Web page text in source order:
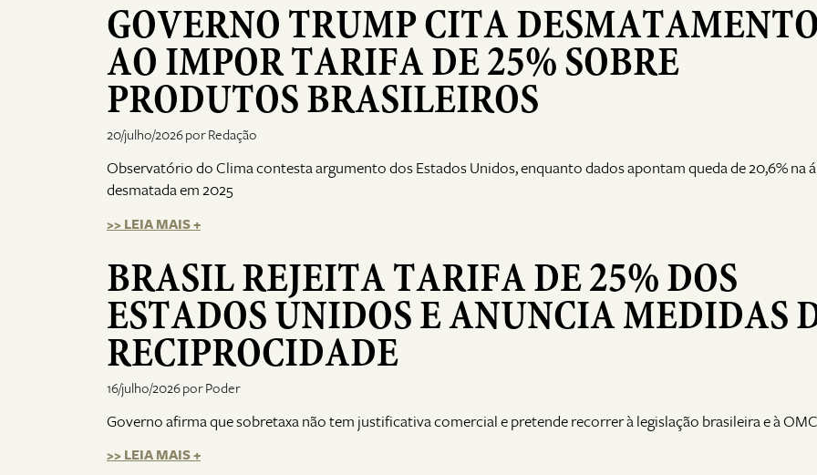
GOVERNO TRUMP CITA
AO IMPOR TARIFA DE 25% SOBRE
PRODUTOS BRASILEIROS
20/julho/2026 por Redação
Observatório do Clima contesta argumento dos Estados Unidos, enquanto dados apontam queda de 20,6% na
desmatada em 2025
>> LEIA MAIS +
BRASIL REJEITA TARIFA DE 25% DOS
ESTADOS UNIDOS E ANUNCIA MEDIDAS
RECIPROCIDADE
16/julho/2026 por Poder
Governo afirma que sobretaxa não tem justificativa comercial e pretende recorrer à legislação brasileira e à OMC
>> LEIA MAIS +